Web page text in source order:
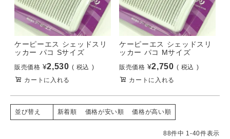
ケーピーエス シェッドスリ
ッカー パコ Sサイズ
販売価格 ¥2,530
税込
カートに入れる
ケーピーエス シェッドスリ
ッカー パコ Mサイズ
販売価格 ¥2,750
税込
カートに入れる
並び替え 新着順 価格が安い順 価格が高い順
88件中 1-40件表示